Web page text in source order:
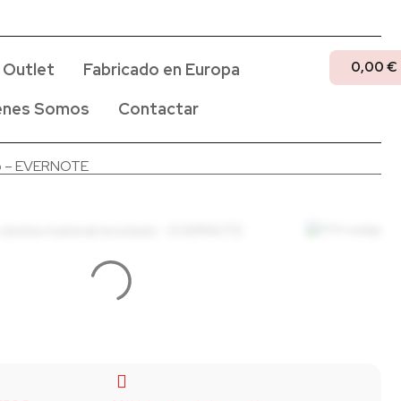
Outlet
Fabricado en Europa
Somos Contactar
0,00 €
EVERNOTE